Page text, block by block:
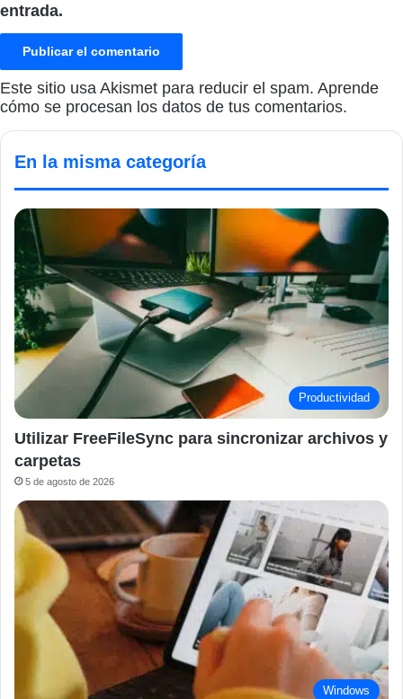
entrada.
Este sitio usa Akismet para reducir el spam. Aprende
cómo se procesan los datos de tus comentarios.
En la misma categoría
Productividad
Utilizar FreeFileSync para sincronizar archivos y
carpetas
5 de agosto de 2026
Windows